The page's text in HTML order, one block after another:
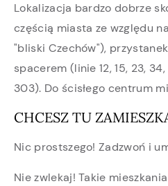
Lokalizacja bardzo dobrze
częścią miasta ze względu
"bliski Czechów"),
spacerem (linie 12, 15, 23,
303). Do ścisłego centrum
CHCESZ TU
Nic prostszego! Zadzwoń i
Nie zwlekaj! Takie